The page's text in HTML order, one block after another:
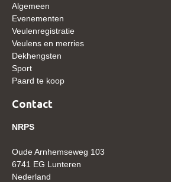
Hengstenselectie
Informatie Hengstenkeuring
ZADEL 2026
Verrichtingsonderzoek NRPS
Verrichtingsonderzoek 2022-2023
Algemeen
Evenementen
Veulenregistratie
Veulens en merries
Dekhengsten
Sport
Paard te koop
Contact
NRPS
Oude Arnhemseweg 103
6741 EG Lunteren
Nederland